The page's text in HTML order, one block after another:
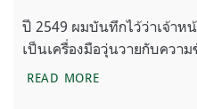
ปี 2549 ผมบันทึกไว้ว่าเจ้าห
เป็นเครื่องมือวุ่นวายกับควา
READ MORE[ก้าวสู่ปีที่ 31] ใน